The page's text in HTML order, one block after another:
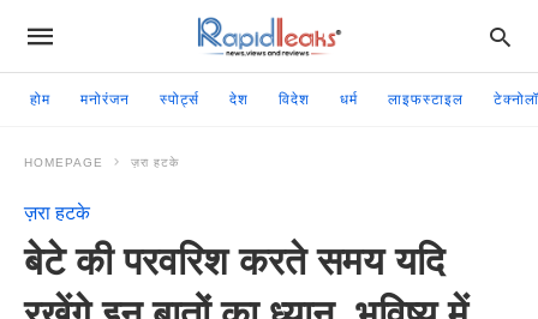
होम मनोरंजन स्पोर्ट्स देश विदेश धर्म लाइफस्टाइल
HOMEPAGE ज़रा हटके
ज़रा हटके
बेटे की परवरिश करते समय यदि